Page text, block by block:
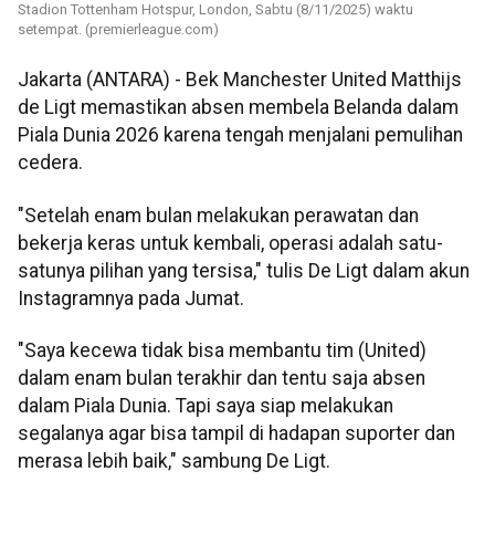
Stadion Tottenham Hotspur, London, Sabtu (8/11/2025) waktu
setempat. (premierleague.com)
Jakarta (ANTARA) - Bek Manchester United Matthijs
de Ligt memastikan absen membela Belanda dalam
Piala Dunia 2026 karena tengah menjalani pemulihan
cedera.
"Setelah enam bulan melakukan perawatan dan
bekerja keras untuk kembali, operasi adalah satu-
satunya pilihan yang tersisa," tulis De Ligt dalam akun
Instagramnya pada Jumat.
"Saya kecewa tidak bisa membantu tim (United)
dalam enam bulan terakhir dan tentu saja absen
dalam Piala Dunia. Tapi saya siap melakukan
segalanya agar bisa tampil di hadapan suporter dan
merasa lebih baik," sambung De Ligt.